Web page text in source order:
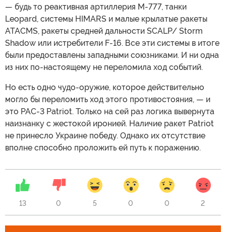
— будь то реактивная артиллерия M-777, танки
Leopard, системы HIMARS и малые крылатые ракеты
ATACMS, ракеты средней дальности SCALP/ Storm
Shadow или истребители F-16. Все эти системы в итоге
были предоставлены западными союзниками. И ни одна
из них по-настоящему не переломила ход событий.
Но есть одно чудо-оружие, которое действительно
могло бы переломить ход этого противостояния, — и
это PAC-3 Patriot. Только на сей раз логика вывернута
наизнанку с жестокой иронией. Наличие ракет Patriot
не принесло Украине победу. Однако их отсутствие
вполне способно проложить ей путь к поражению.
13 0 5 0 0 2